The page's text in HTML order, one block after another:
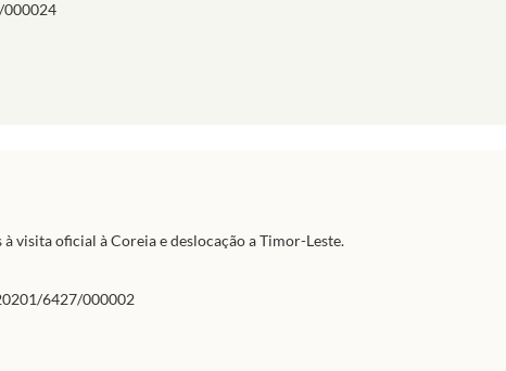
000024
visita oficial à Coreia e deslocação a Timor-Leste.
6427/000002